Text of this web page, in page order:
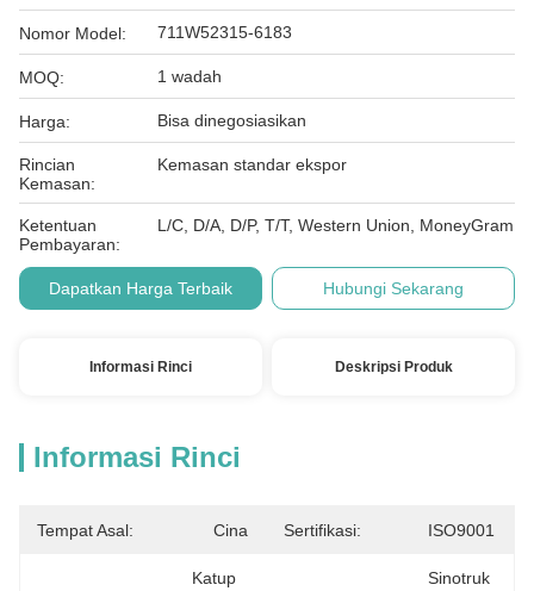
Nomor Model: 711W52315-6183
MOQ: 1 wadah
Harga: Bisa dinegosiasikan
Rincian
Kemasan:
Kemasan standar ekspor
Ketentuan
Pembayaran:
L/C, D/A, D/P, T/T, Western Union, MoneyGram
Dapatkan Harga Terbaik Hubungi Sekarang
Informasi Rinci Deskripsi Produk
Informasi Rinci
Tempat Asal: Cina Sertifikasi: ISO9001
Katup
Sinotruk